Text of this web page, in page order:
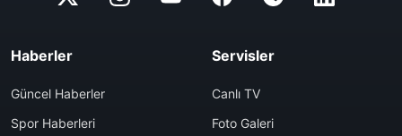
Haberler
Güncel Haberler
Spor Haberleri
Servisler
Canlı TV
Foto Galeri